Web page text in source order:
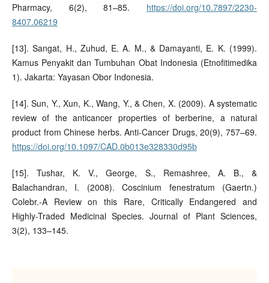
Pharmacy, 6(2), 81–85. https://doi.org/10.7897/2230-
8407.06219
[13]. Sangat, H., Zuhud, E. A. M., & Damayanti, E. K. (1999).
Kamus Penyakit dan Tumbuhan Obat Indonesia (Etnofitimedika
1). Jakarta: Yayasan Obor Indonesia.
[14]. Sun, Y., Xun, K., Wang, Y., & Chen, X. (2009). A systematic
review of the anticancer properties of berberine, a natural
product from Chinese herbs. Anti-Cancer Drugs, 20(9), 757–69.
https://doi.org/10.1097/CAD.0b013e328330d95b
[15]. Tushar, K. V., George, S., Remashree, A. B., &
Balachandran, I. (2008). Coscinium fenestratum (Gaertn.)
Colebr.-A Review on this Rare, Critically Endangered and
Highly-Traded Medicinal Species. Journal of Plant Sciences,
3(2), 133–145.